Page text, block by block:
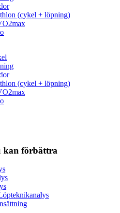
(cykel + löpning)
(cykel + löpning)
kan förbättra​